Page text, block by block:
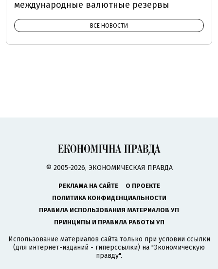
международные валютные резервы
ВСЕ НОВОСТИ
© 2005-2026, ЭКОНОМИЧЕСКАЯ ПРАВДА
РЕКЛАМА НА САЙТЕ
О ПРОЕКТЕ
ПОЛИТИКА КОНФИДЕНЦИАЛЬНОСТИ
ПРАВИЛА ИСПОЛЬЗОВАНИЯ МАТЕРИАЛОВ УП
ПРИНЦИПЫ И ПРАВИЛА РАБОТЫ УП
Использование материалов сайта только при условии ссылки
(для интернет-изданий - гиперссылки) на "Экономическую
правду".